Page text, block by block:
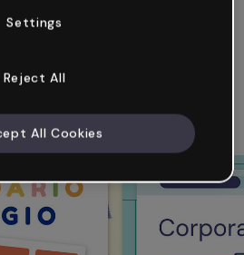
Settings
Reject All
All Cookies